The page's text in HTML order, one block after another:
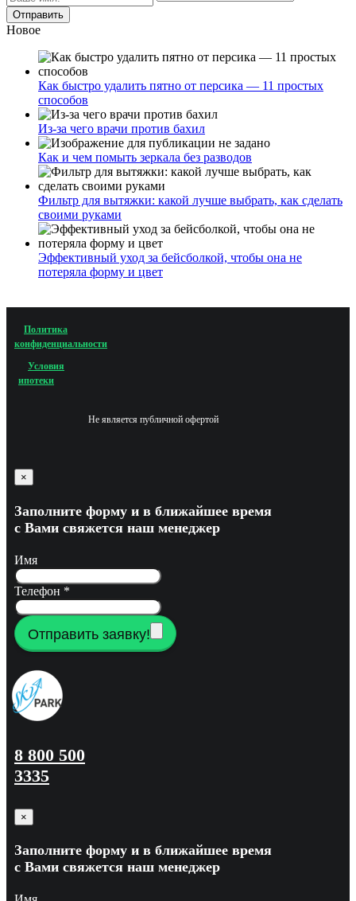
Новое
Как быстро удалить пятно от персика — 11 простых
способов
Из-за чего врачи против бахил
Как и чем помыть зеркала без разводов
Фильтр для вытяжки: какой лучше выбрать, как сделать
своими руками
Эффективный уход за бейсболкой, чтобы она не
потеряла форму и цвет
Политика
конфиденциальности
Условия
ипотеки
Не является публичной офертой
×
Заполните форму и в ближайшее время
с Вами свяжется наш менеджер
Имя
Телефон *
Отправить заявку!
8 800 500
3335
×
Заполните форму и в ближайшее время
с Вами свяжется наш менеджер